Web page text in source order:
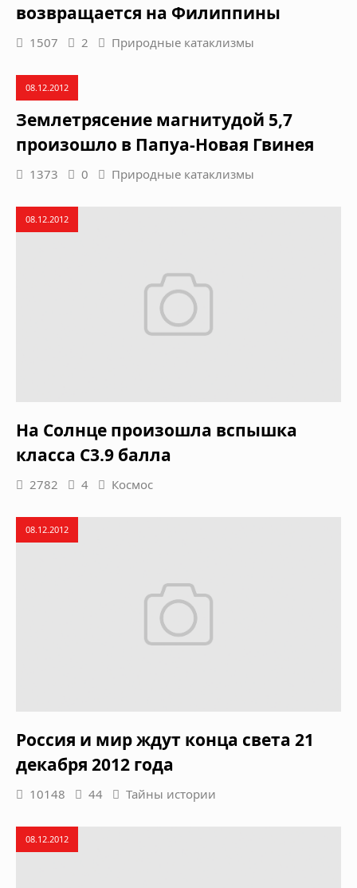
возвращается на Филиппины
1507 2 Природные катаклизмы
08.12.2012
Землетрясение магнитудой 5,7
произошло в Папуа-Новая Гвинея
1373 0 Природные катаклизмы
08.12.2012
На Солнце произошла вспышка
класса C3.9 балла
2782 4 Космос
08.12.2012
Россия и мир ждут конца света 21
декабря 2012 года
10148 44 Тайны истории
08.12.2012